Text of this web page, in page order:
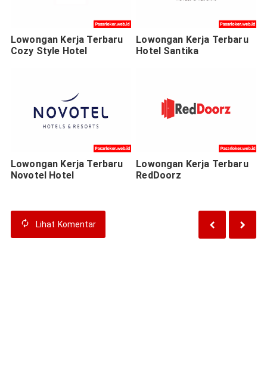
Lowongan Kerja Terbaru
Cozy Style Hotel
Lowongan Kerja Terbaru
Hotel Santika
Lowongan Kerja Terbaru
Novotel Hotel
Lowongan Kerja Terbaru
RedDoorz
Lihat Komentar